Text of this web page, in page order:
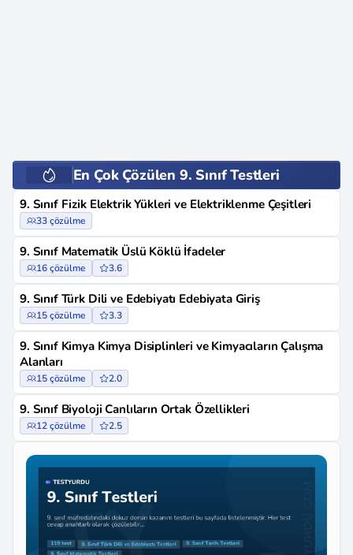
En Çok Çözülen 9. Sınıf Testleri
9. Sınıf Fizik Elektrik Yükleri ve Elektriklenme Çeşitleri
33 çözülme
9. Sınıf Matematik Üslü Köklü İfadeler
16 çözülme 3.6
9. Sınıf Türk Dili ve Edebiyatı Edebiyata Giriş
15 çözülme 3.3
9. Sınıf Kimya Kimya Disiplinleri ve Kimyacıların Çalışma
Alanları
15 çözülme 2.0
9. Sınıf Biyoloji Canlıların Ortak Özellikleri
12 çözülme 2.5